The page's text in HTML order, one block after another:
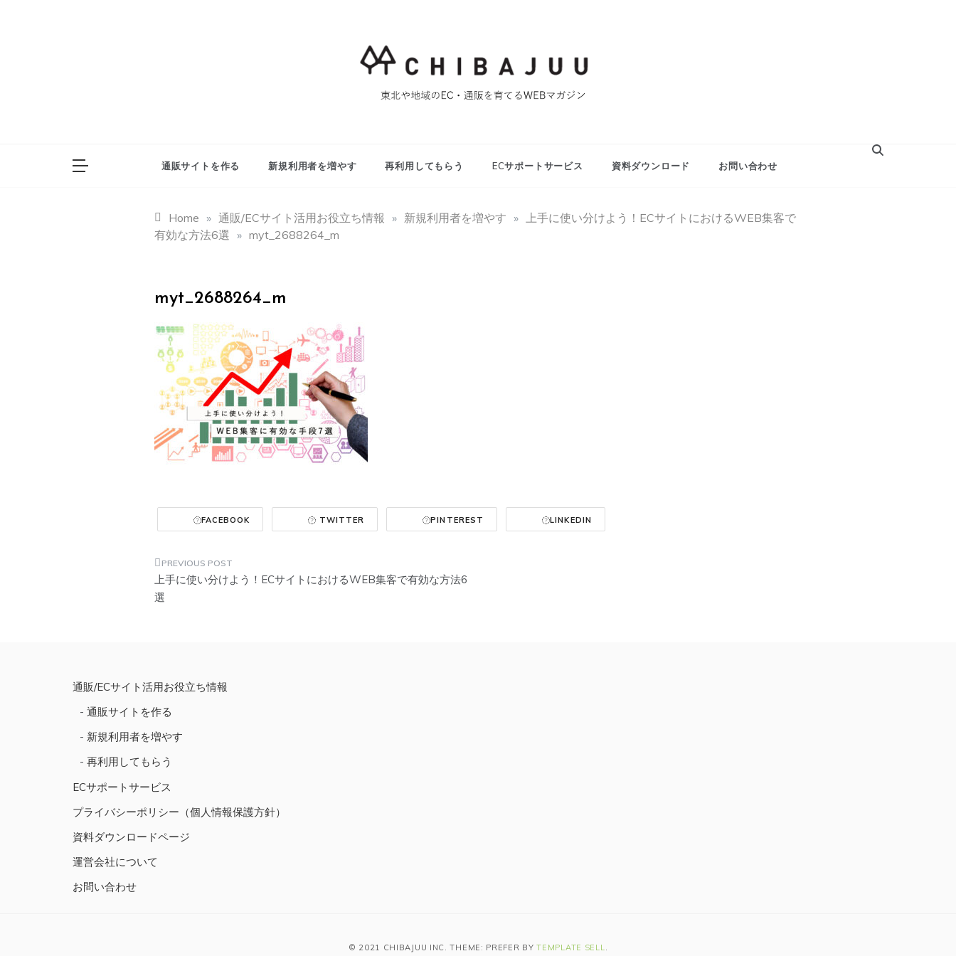
重ブログ
通販サイトを作る 新規利用者を増やす 再利用してもらう ECサポートサービス 資料ダウンロード お問い合わせ
Home » 通販/ECサイト活用お役立ち情報 » 新規利用者を増やす » 上手に使い分けよう！ECサイトにおけるWEB集客で
有効な方法6選 » myt_2688264_m
myt_2688264_m
FACEBOOK TWITTER PINTEREST LINKEDIN
投
ー
シ
ン
上手に使い分けよう！ECサイトにおけるWEB集客で有効な方法6
選
通販/ECサイト活用お役立ち情報
通販サイトを作る
新規利用者を増やす
再利用してもらう
ECサポートサービス
プライバシーポリシー（個人情報保護方針）
資料ダウンロードページ
運営会社について
お問い合わせ
© 2021 CHIBAJUU INC. THEME: PREFER BYTEMPLATE SELL.